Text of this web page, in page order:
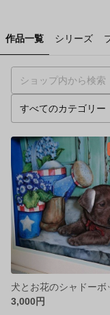
作品一覧 シリーズ
3,000円